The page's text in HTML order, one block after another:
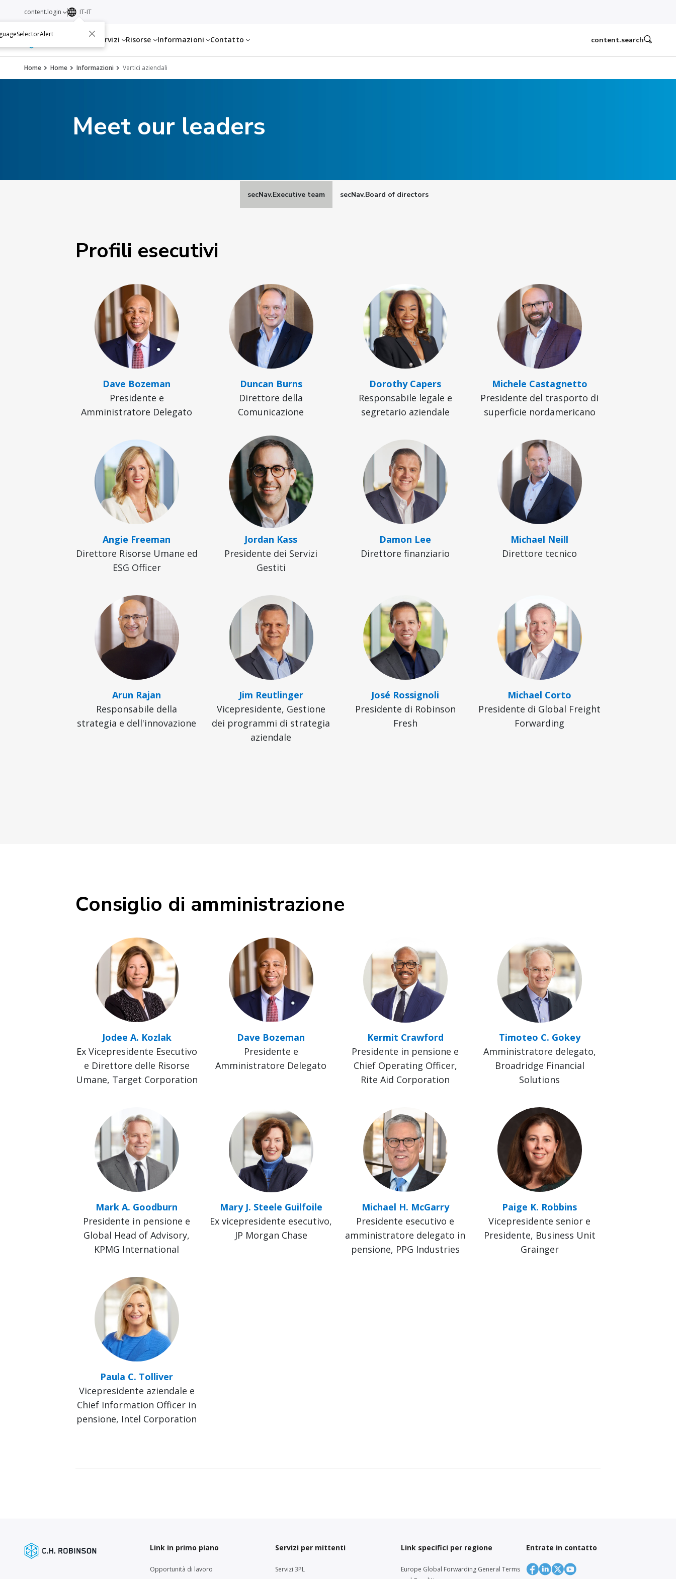
Servizi Risorse Informazioni Contatto
content.login IT-IT
content.search
Home Home Informazioni Vertici aziendali
Meet our leaders
secNav.Executive team secNav.Board of directors
Profili esecutivi
Dave Bozeman
Presidente e
Amministratore Delegato
Duncan Burns
Direttore della
Comunicazione
Dorothy Capers
Responsabile legale e
segretario aziendale
Michele Castagnetto
Presidente del trasporto di
superficie nordamericano
Angie Freeman
Direttore Risorse Umane ed
ESG Officer
Jordan Kass
Presidente dei Servizi
Gestiti
Damon Lee
Direttore finanziario
Michael Neill
Direttore tecnico
Arun Rajan
Responsabile della
strategia e dell'innovazione
Jim Reutlinger
Vicepresidente, Gestione
dei programmi di strategia
aziendale
José Rossignoli
Presidente di Robinson
Fresh
Michael Corto
Presidente di Global Freight
Forwarding
Consiglio di amministrazione
Jodee A. Kozlak
Ex Vicepresidente Esecutivo
e Direttore delle Risorse
Umane, Target Corporation
Dave Bozeman
Presidente e
Amministratore Delegato
Kermit Crawford
Presidente in pensione e
Chief Operating Officer,
Rite Aid Corporation
Timoteo C. Gokey
Amministratore delegato,
Broadridge Financial
Solutions
Mark A. Goodburn
Presidente in pensione e
Global Head of Advisory,
KPMG International
Mary J. Steele Guilfoile
Ex vicepresidente esecutivo,
JP Morgan Chase
Michael H. McGarry
Presidente esecutivo e
amministratore delegato in
pensione, PPG Industries
Paige K. Robbins
Vicepresidente senior e
Presidente, Business Unit
Grainger
Paula C. Tolliver
Vicepresidente aziendale e
Chief Information Officer in
pensione, Intel Corporation
Link in primo piano
Opportunità di lavoro
Servizi per mittenti
Servizi 3PL
Link specifici per regione
Europe Global Forwarding General Terms
Entrate in contatto